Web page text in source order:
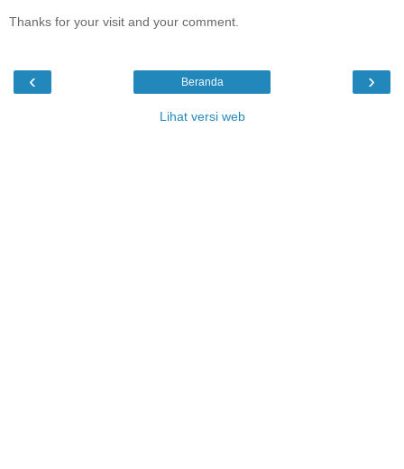
Thanks for your visit and your comment.
‹ ›
Beranda
Lihat versi web